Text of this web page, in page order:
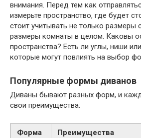
внимания. Перед тем как
измерьте пространство, где будет
стоит учитывать не только размеры
размеры комнаты в целом. Каковы
пространства? Есть ли углы, ниши
которые могут повлиять на выбор
Популярные формы диванов
Диваны бывают разных форм, и
свои преимущества:
Форма
Преимущества